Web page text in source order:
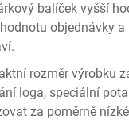
balíček vyšší
objednávky
rozměr výrobku
loga, speciální
za poměrně